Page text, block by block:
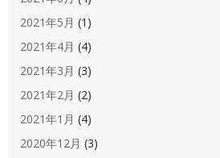
2021年5月 (1)
2021年4月 (4)
2021年3月 (3)
2021年2月 (2)
2021年1月 (4)
2020年12月 (3)